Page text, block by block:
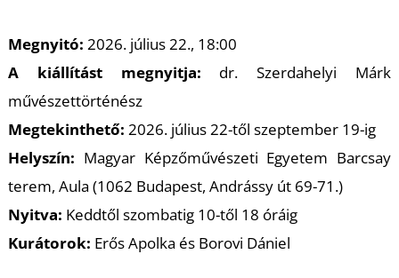
Megnyitó: 2026. július 22., 18:00
A kiállítást megnyitja: dr. Szerdahelyi Márk
művészettörténész
Megtekinthető: 2026. július 22-től szeptember 19-ig
Helyszín: Magyar Képzőművészeti Egyetem Barcsay
terem, Aula (1062 Budapest, Andrássy út 69-71.)
Nyitva: Keddtől szombatig 10-től 18 óráig
Kurátorok: Erős Apolka és Borovi Dániel